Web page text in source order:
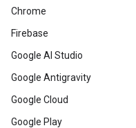
Chrome
Firebase
Google AI Studio
Google Antigravity
Google Cloud
Google Play